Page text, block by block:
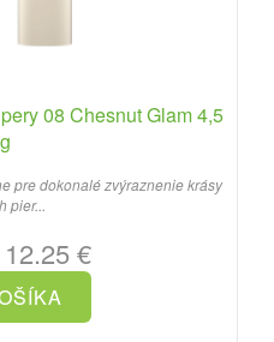
08 Chesnut Glam 4,5
g
pre dokonalé zvýraznenie krásy
pier...
€